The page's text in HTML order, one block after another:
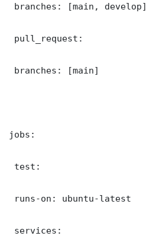
branches: [main, develop]
pull_request:
branches: [main]
jobs:
test:
runs-on: ubuntu-latest
services: